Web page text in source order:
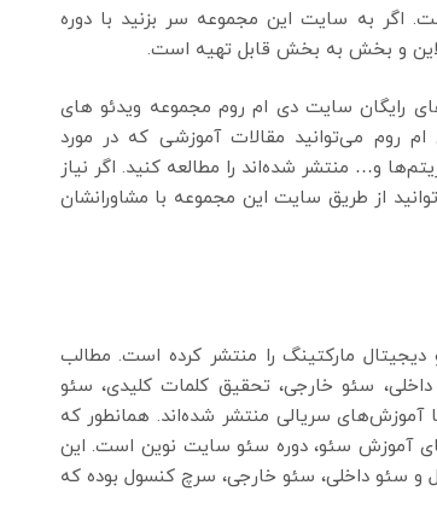
اگر به سایت این مجموعه سر بزنید با دوره
و بخش به بخش قابل تهیه است.
رایگان سایت دی ام روم مجموعه ویدئو های
می‌توانید مقالات آموزشی که در مورد
و… منتشر شده‌اند را مطالعه کنید. اگر نیاز
از طریق سایت این مجموعه با مشاورانشان
مارکتینگ را منتشر کرده است. مطالب
سئو خارجی، تحقیق کلمات کلیدی، سئو
آموزش‌های سریالی منتشر شده‌اند. همانطور که
آموزش سئو، دوره سئو سایت نوین است. این
سئو داخلی، سئو خارجی، سرچ کنسول بوده که